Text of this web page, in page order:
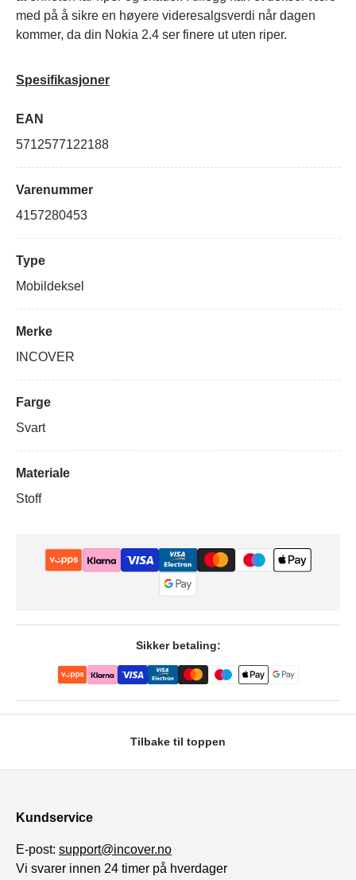
med på å sikre en høyere videresalgsverdi når dagen
kommer, da din Nokia 2.4 ser finere ut uten riper.
Spesifikasjoner
EAN
5712577122188
Varenummer
4157280453
Type
Mobildeksel
Merke
INCOVER
Farge
Svart
Materiale
Stoff
Sikker betaling:
Tilbake til toppen
Kundservice
E-post: support@incover.no
Vi svarer innen 24 timer på hverdager